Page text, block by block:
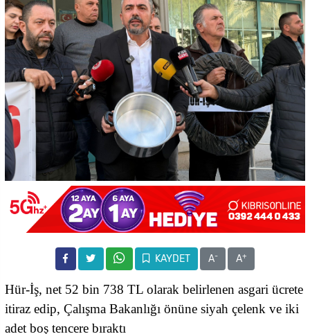
KAYDET A- A+
Hür-İş, net 52 bin 738 TL olarak belirlenen asgari ücrete
itiraz edip, Çalışma Bakanlığı önüne siyah çelenk ve iki
adet boş tencere bıraktı